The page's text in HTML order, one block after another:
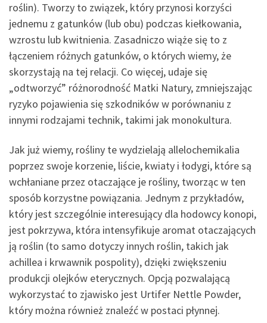
roślin). Tworzy to związek, który przynosi korzyści
jednemu z gatunków (lub obu) podczas kiełkowania,
wzrostu lub kwitnienia. Zasadniczo wiąże się to z
łączeniem różnych gatunków, o których wiemy, że
skorzystają na tej relacji. Co więcej, udaje się
„odtworzyć” różnorodność Matki Natury, zmniejszając
ryzyko pojawienia się szkodników w porównaniu z
innymi rodzajami technik, takimi jak monokultura.
Jak już wiemy, rośliny te wydzielają allelochemikalia
poprzez swoje korzenie, liście, kwiaty i łodygi, które są
wchłaniane przez otaczające je rośliny, tworząc w ten
sposób korzystne powiązania. Jednym z przykładów,
który jest szczególnie interesujący dla hodowcy konopi,
jest pokrzywa, która intensyfikuje aromat otaczających
ją roślin (to samo dotyczy innych roślin, takich jak
achillea i krwawnik pospolity), dzięki zwiększeniu
produkcji olejków eterycznych. Opcją pozwalającą
wykorzystać to zjawisko jest Urtifer Nettle Powder,
który można również znaleźć w postaci płynnej.